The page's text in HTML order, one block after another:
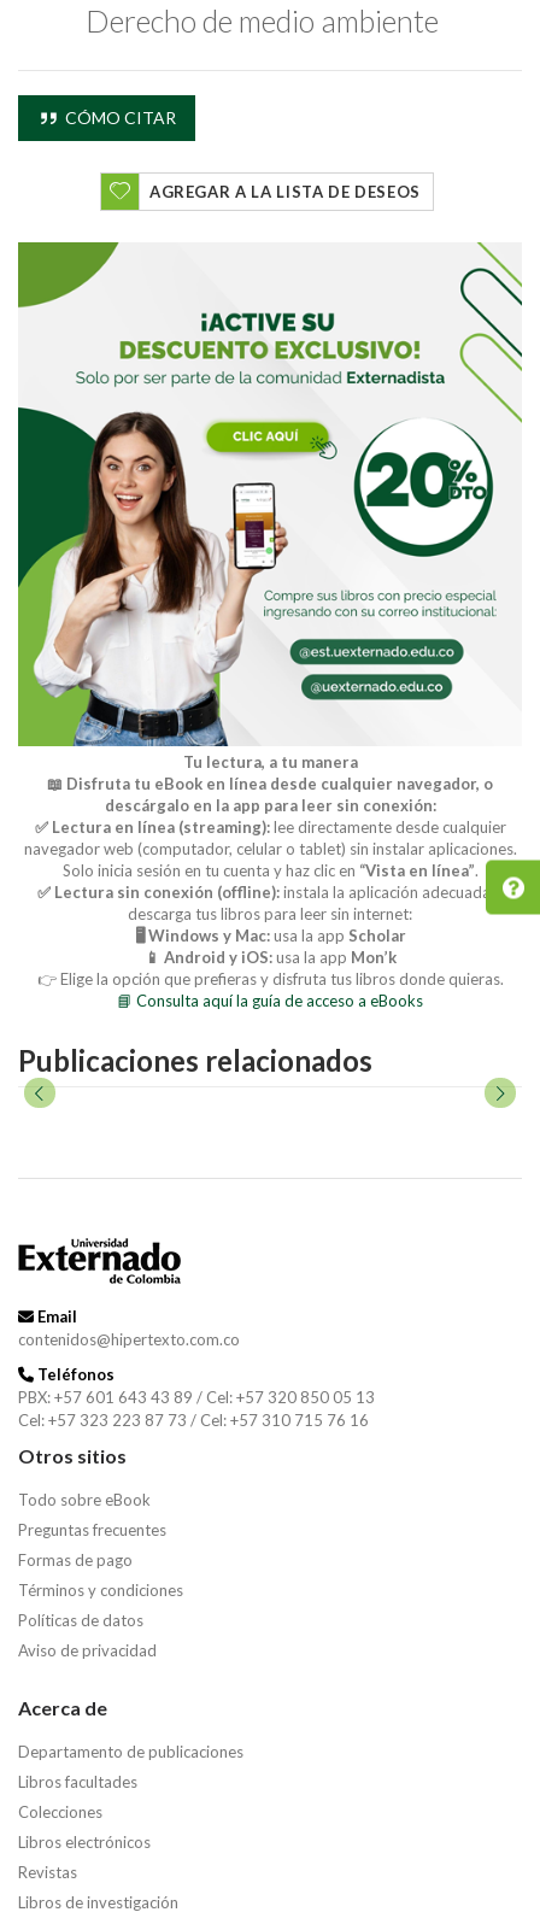
Derecho de medio ambiente
CÓMO CITAR
AGREGAR A LA LISTA DE DESEOS
Tu lectura, a tu manera
📖 Disfruta tu eBook en línea desde cualquier navegador, o
descárgalo en la app para leer sin conexión:
✅ Lectura en línea (streaming):lee directamente desde cualquier
navegador web (computador, celular o tablet) sin instalar aplicaciones.
Solo inicia sesión en tu cuenta y haz clic en “Vista en línea”.
✅ Lectura sin conexión (offline):instala la aplicación adecuada y
descarga tus libros para leer sin internet:
🖥️ Windows y Mac:usa la app Scholar
📱 Android y iOS:usa la app Mon’k
👉 Elige la opción que prefieras y disfruta tus libros donde quieras.
📘 Consulta aquí la guía de acceso a eBooks
Publicaciones relacionados
Email
contenidos@hipertexto.com.co
Teléfonos
PBX: +57 601 643 43 89 / Cel: +57 320 850 05 13
Cel: +57 323 223 87 73 / Cel: +57 310 715 76 16
Otros sitios
Todo sobre eBook
Preguntas frecuentes
Formas de pago
Términos y condiciones
Políticas de datos
Aviso de privacidad
Acerca de
Departamento de publicaciones
Libros facultades
Colecciones
Libros electrónicos
Revistas
Libros de investigación